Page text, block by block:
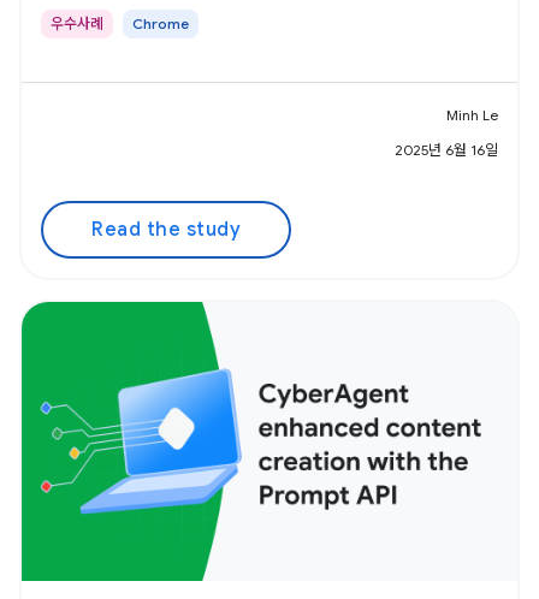
우수사례 Chrome
Minh Le
2025년 6월 16일
Read the study